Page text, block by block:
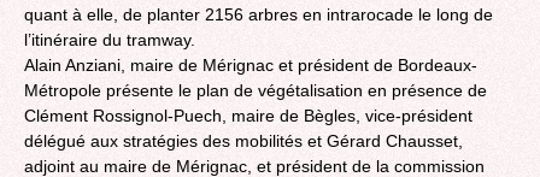
quant à elle, de planter 2156 arbres en intrarocade le long de
l’itinéraire du tramway.
Alain Anziani, maire de Mérignac et président de Bordeaux-
Métropole présente le plan de végétalisation en présence de
Clément Rossignol-Puech, maire de Bègles, vice-président
délégué aux stratégies des mobilités et Gérard Chausset,
adjoint au maire de Mérignac, et président de la commission